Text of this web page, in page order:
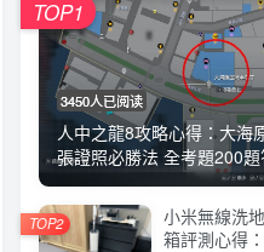
3450人已阅读
人中之龍8攻略心得：大海
張證照必勝法 全考題200
TOP1
小米無線洗
箱評測心得
TOP2